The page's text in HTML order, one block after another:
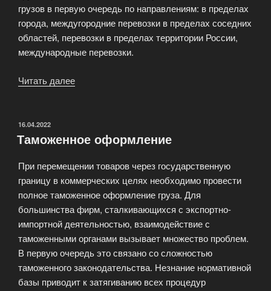
грузов в первую очередь по направлениям: в пределах
города, междугородние перевозки в пределах соседних
областей, перевозки в пределах территории России,
международные перевозки.
Читать далее
ОПУБЛИКОВАНО
16.04.2022
Таможенное оформление
При перемещении товаров через государственную
границу в коммерческих целях необходимо провести
полное таможенное оформление груза. Для
большинства фирм, сталкивающихся с экспортно-
импортной деятельностью, взаимодействие с
таможенными органами вызывает множество проблем.
В первую очередь это связано со сложностью
таможенного законодательства. Незнание нормативной
базы приводит к затягиванию всех процедур